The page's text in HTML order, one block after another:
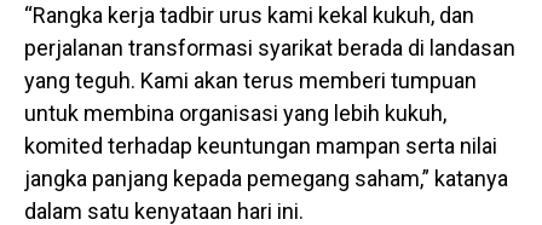
“Rangka kerja tadbir urus kami kekal kukuh, dan
perjalanan transformasi syarikat berada di landasan
yang teguh. Kami akan terus memberi tumpuan
untuk membina organisasi yang lebih kukuh,
komited terhadap keuntungan mampan serta nilai
jangka panjang kepada pemegang saham,” katanya
dalam satu kenyataan hari ini.